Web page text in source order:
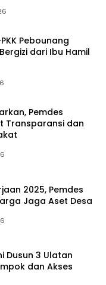
Pebounang
dari Ibu Hamil
Pemdes
Transparansi dan
2025, Pemdes
Jaga Aset Desa
Dusun 3 Ulatan
dan Akses